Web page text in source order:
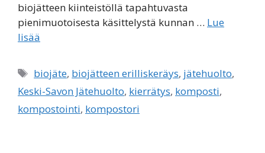
biojätteen kiinteistöllä tapahtuvasta
pienimuotoisesta käsittelystä kunnan … Lue
lisää
Avainsanat
biojäte, biojätteen erilliskeräys, jätehuolto,
Keski-Savon Jätehuolto, kierrätys, komposti,
kompostointi, kompostori